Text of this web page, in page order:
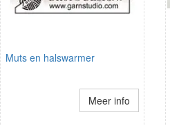
Muts en halswarmer
Meer info